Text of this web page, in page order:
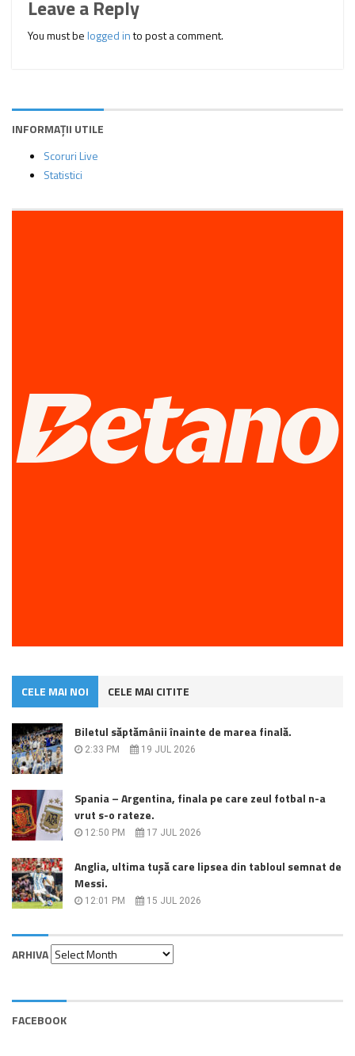
Leave a Reply
You must belogged into post a comment.
INFORMAȚII UTILE
Scoruri Live
Statistici
CELE MAI NOI CELE MAI CITITE
Biletul săptămânii înainte de marea finală.
2:33 PM 19 JUL 2026
Spania – Argentina, finala pe care zeul fotbal n-a
vrut s-o rateze.
12:50 PM 17 JUL 2026
Anglia, ultima tușă care lipsea din tabloul semnat de
Messi.
12:01 PM 15 JUL 2026
ARHIVA
Arhiva
FACEBOOK